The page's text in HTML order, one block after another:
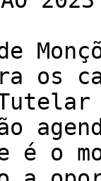
os
é o